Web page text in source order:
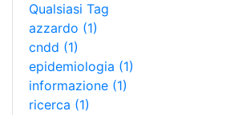
Qualsiasi Tag
azzardo (1)
cndd (1)
epidemiologia (1)
informazione (1)
ricerca (1)